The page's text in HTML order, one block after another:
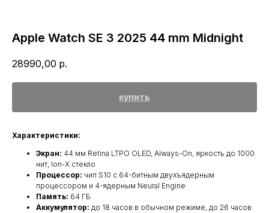
Apple Watch SE 3 2025 44 mm Midnight
28990,00 р.
купить
Характеристики:
Экран: 44 мм Retina LTPO OLED, Always-On, яркость до 1000
нит, Ion-X стекло
Процессор: чип S10 с 64-битным двухъядерным
процессором и 4-ядерным Neural Engine
Память: 64 ГБ
Аккумулятор: до 18 часов в обычном режиме, до 26 часов